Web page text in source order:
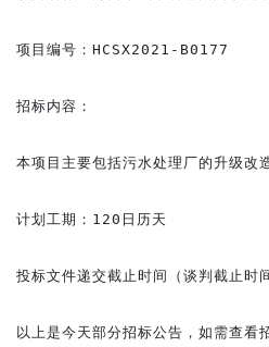
项目编号：HCSX2021-B0177
招标内容：
本项目主要包括污水处理厂的升级改
计划工期：120日历天
投标文件递交截止时间（谈判截止时
以上是今天部分招标公告，如需查